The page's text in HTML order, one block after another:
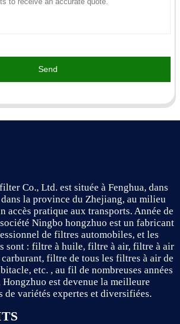
Send
Co., Ltd. est située à Fenghua, dans
la province du Zhejiang, au milieu
accès pratique aux transports. Année de
Ningbo hongzhuo est un fabricant
de filtres automobiles, et les
sont : filtre à huile, filtre à air, filtre à air
filtre de tous les filtres à air de
etc. , au fil de nombreuses années
est devenue la meilleure
de variétés expertes et diversifiées.